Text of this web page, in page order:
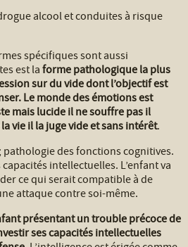
alcool et conduites à risque
spécifiques sont aussi
est laforme pathologique la plus
sur du vide dont l’objectif est
Le monde des émotions est
mais lucide il ne souffre pas il
vie il la juge vide et sans intérêt.
; pathologie des fonctions cognitives.
intellectuelles. L’enfant va
ce qui serait compatible à de
attaque contre soi-même.
présentant un trouble précoce de
ses capacités intellectuelles